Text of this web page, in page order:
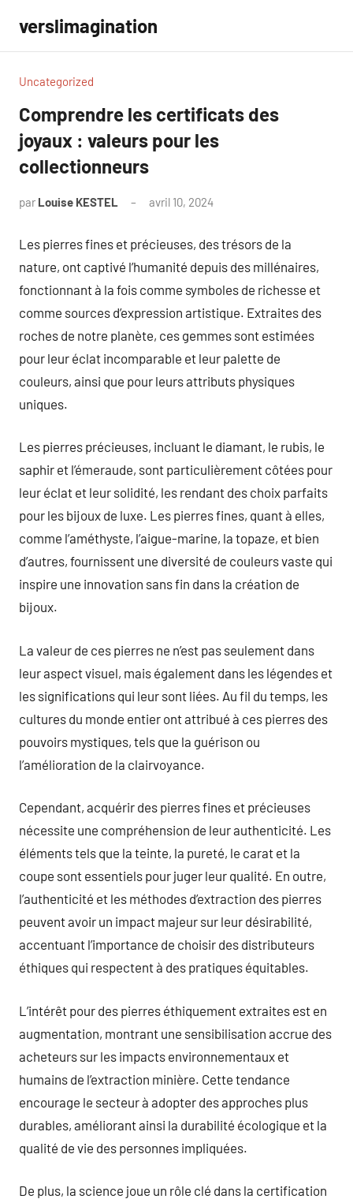
contenu
verslimagination
Uncategorized
Comprendre les certificats des
joyaux : valeurs pour les
collectionneurs
par Louise KESTEL avril 10, 2024
Les pierres fines et précieuses, des trésors de la
nature, ont captivé l’humanité depuis des millénaires,
fonctionnant à la fois comme symboles de richesse et
comme sources d’expression artistique. Extraites des
roches de notre planète, ces gemmes sont estimées
pour leur éclat incomparable et leur palette de
couleurs, ainsi que pour leurs attributs physiques
uniques.
Les pierres précieuses, incluant le diamant, le rubis, le
saphir et l’émeraude, sont particulièrement côtées pour
leur éclat et leur solidité, les rendant des choix parfaits
pour les bijoux de luxe. Les pierres fines, quant à elles,
comme l’améthyste, l’aigue-marine, la topaze, et bien
d’autres, fournissent une diversité de couleurs vaste qui
inspire une innovation sans fin dans la création de
bijoux.
La valeur de ces pierres ne n’est pas seulement dans
leur aspect visuel, mais également dans les légendes et
les significations qui leur sont liées. Au fil du temps, les
cultures du monde entier ont attribué à ces pierres des
pouvoirs mystiques, tels que la guérison ou
l’amélioration de la clairvoyance.
Cependant, acquérir des pierres fines et précieuses
nécessite une compréhension de leur authenticité. Les
éléments tels que la teinte, la pureté, le carat et la
coupe sont essentiels pour juger leur qualité. En outre,
l’authenticité et les méthodes d’extraction des pierres
peuvent avoir un impact majeur sur leur désirabilité,
accentuant l’importance de choisir des distributeurs
éthiques qui respectent à des pratiques équitables.
L’intérêt pour des pierres éthiquement extraites est en
augmentation, montrant une sensibilisation accrue des
acheteurs sur les impacts environnementaux et
humains de l’extraction minière. Cette tendance
encourage le secteur à adopter des approches plus
durables, améliorant ainsi la durabilité écologique et la
qualité de vie des personnes impliquées.
De plus, la science joue un rôle clé dans la certification